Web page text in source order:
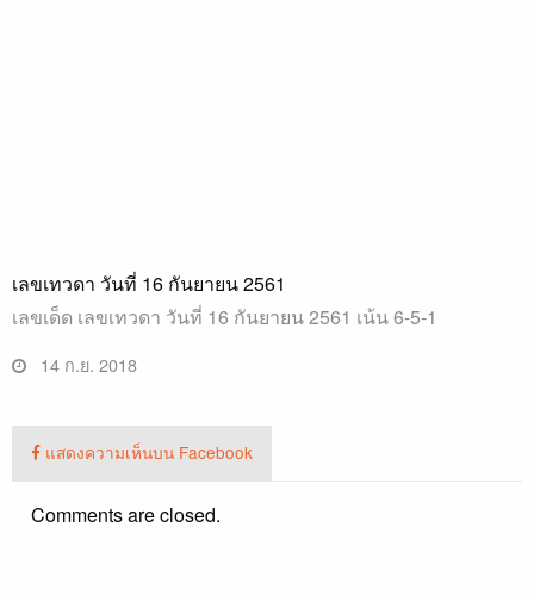
เลขเทวดา วันที่ 16 กันยายน 2561
เลขเด็ด เลขเทวดา วันที่ 16 กันยายน 2561 เน้น 6-5-1
14 ก.ย. 2018
แสดงความเห็นบน Facebook
Comments are closed.